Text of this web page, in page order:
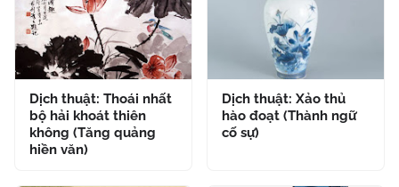
Dịch thuật: Thoái nhất
bộ hải khoát thiên
không (Tăng quảng
hiền văn)
Dịch thuật: Xảo thủ
hào đoạt (Thành ngữ
cố sự)